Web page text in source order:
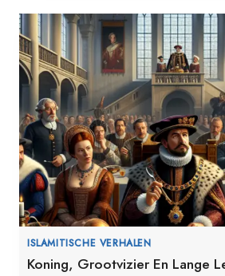
ISLAMITISCHE VERHALEN
Koning, Grootvizier En Lange